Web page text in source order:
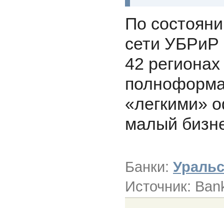
По
сети УБРиР
42
«легкими»
малый
Банки:
Источник: